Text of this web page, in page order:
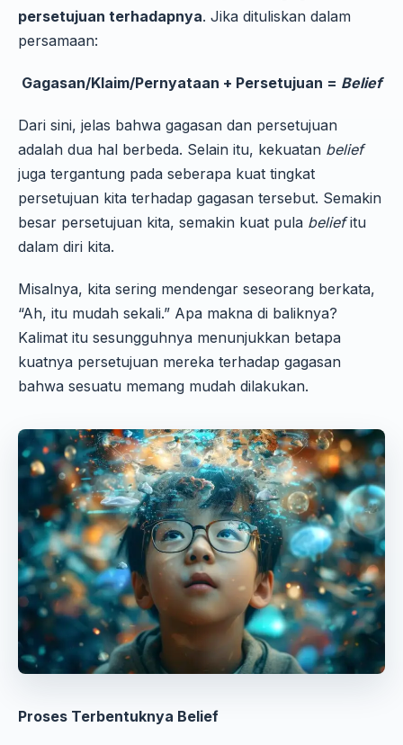
persetujuan terhadapnya. Jika dituliskan dalam
persamaan:
Gagasan/Klaim/Pernyataan + Persetujuan = Belief
Dari sini, jelas bahwa gagasan dan persetujuan
adalah dua hal berbeda. Selain itu, kekuatan belief
juga tergantung pada seberapa kuat tingkat
persetujuan kita terhadap gagasan tersebut. Semakin
besar persetujuan kita, semakin kuat pula beliefitu
dalam diri kita.
Misalnya, kita sering mendengar seseorang berkata,
“Ah, itu mudah sekali.” Apa makna di baliknya?
Kalimat itu sesungguhnya menunjukkan betapa
kuatnya persetujuan mereka terhadap gagasan
bahwa sesuatu memang mudah dilakukan.
Proses Terbentuknya Belief